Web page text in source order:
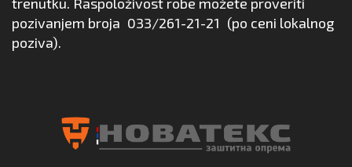
pozivanjem broja 033/261-21-21 (po ceni lokalnog
poziva).